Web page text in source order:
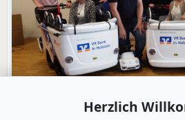
Engagement
Herzlich